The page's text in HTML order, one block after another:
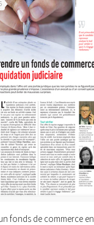
fonds de commerce en